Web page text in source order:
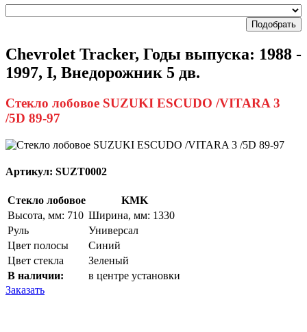
Подобрать
Chevrolet Tracker, Годы выпуска: 1988 -
1997, I, Внедорожник 5 дв.
Стекло лобовое SUZUKI ESCUDO /VITARA 3
/5D 89-97
Артикул: SUZT0002
Стекло лобовое
KMK
Высота, мм: 710 Ширина, мм: 1330
Руль
Универсал
Цвет полосы
Синий
Цвет стекла
Зеленый
В наличии:
в центре установки
Заказать